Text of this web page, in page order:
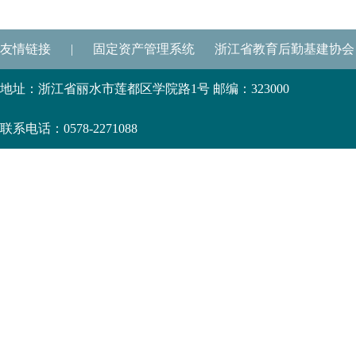
友情链接 | 固定资产管理系统 浙江省教育后勤基建协会
地址：浙江省丽水市莲都区学院路1号 邮编：323000
联系电话：0578-2271088